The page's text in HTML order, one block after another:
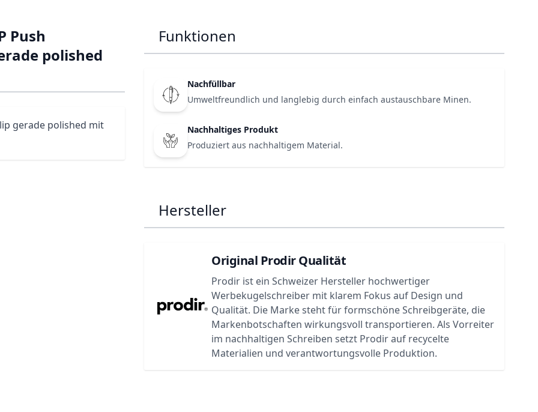
Push
polished
gerade polished mit
Funktionen
Nachfüllbar
Umweltfreundlich und langlebig durch einfach austauschbare Minen.
Nachhaltiges Produkt
Produziert aus nachhaltigem Material.
Hersteller
Original Prodir Qualität
Prodir ist ein Schweizer Hersteller hochwertiger
Werbekugelschreiber mit klarem Fokus auf Design und
Qualität. Die Marke steht für formschöne Schreibgeräte, die
Markenbotschaften wirkungsvoll transportieren. Als Vorreiter
im nachhaltigen Schreiben setzt Prodir auf recycelte
Materialien und verantwortungsvolle Produktion.